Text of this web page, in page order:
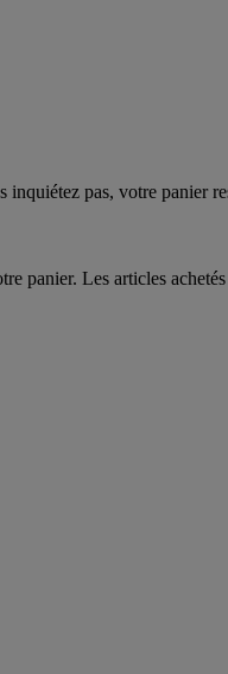
pas, votre panier
panier. Les articles